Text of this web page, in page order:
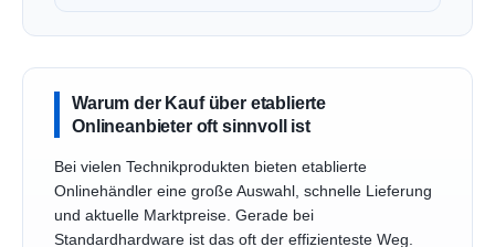
Warum der Kauf über etablierte
Onlineanbieter oft sinnvoll ist
Bei vielen Technikprodukten bieten etablierte
Onlinehändler eine große Auswahl, schnelle Lieferung
und aktuelle Marktpreise. Gerade bei
Standardhardware ist das oft der effizienteste Weg.